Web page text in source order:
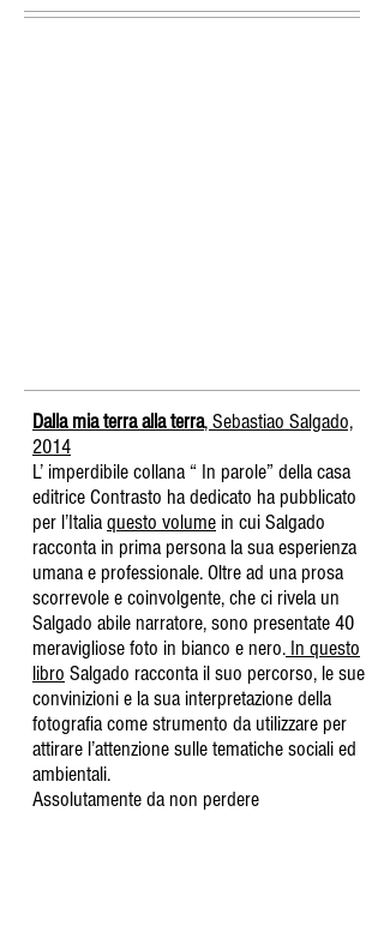
Dalla mia terra alla terra, Sebastiao Salgado,
2014
L’ imperdibile collana “ In parole” della casa
editrice Contrasto ha dedicato ha pubblicato
per l’Italiaquesto volume in cui Salgado
racconta in prima persona la sua esperienza
umana e professionale. Oltre ad una prosa
scorrevole e coinvolgente, che ci rivela un
Salgado abile narratore, sono presentate 40
meravigliose foto in bianco e nero. In questo
libro Salgado racconta il suo percorso, le sue
convinizioni e la sua interpretazione della
fotografia come strumento da utilizzare per
attirare l’attenzione sulle tematiche sociali ed
ambientali.
Assolutamente da non perdere